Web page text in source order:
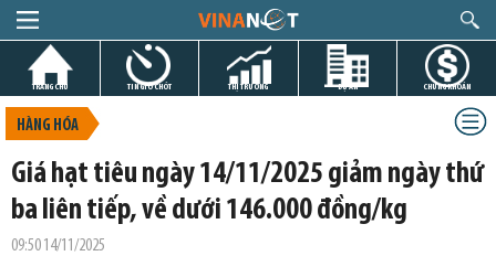
TRANG CHỦ TIN GIỜ CHÓT THỊ TRƯỜNG DỰ ÁN CHỨNG KHOÁN
HÀNG HÓA
Giá hạt tiêu ngày 14/11/2025 giảm ngày thứ
ba liên tiếp, về dưới 146.000 đồng/kg
09:50 14/11/2025